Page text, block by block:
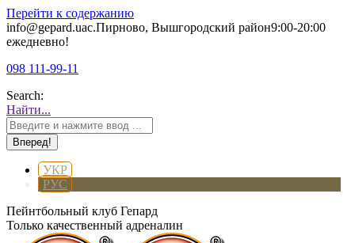
Перейти к содержанию
info@gepard.uaс.Пирново, Вышгородский район9:00-20:00
ежедневно!
098 111-99-11
Search:
Найти...
УКР
РУС
Пейнтбольный клуб Гепард
Только качественный адреналин